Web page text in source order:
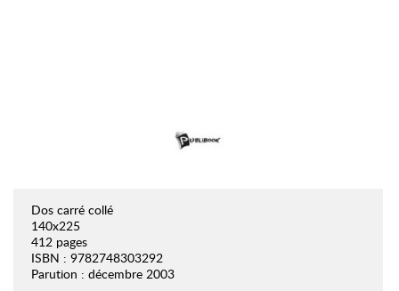
Dos carré collé
140x225
412 pages
ISBN : 9782748303292
Parution : décembre 2003